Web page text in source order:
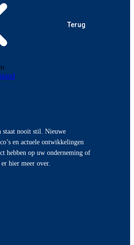
Terug
staat nooit stil. Nieuwe
en actuele ontwikkelingen
hebben op uw onderneming of
hier meer over.